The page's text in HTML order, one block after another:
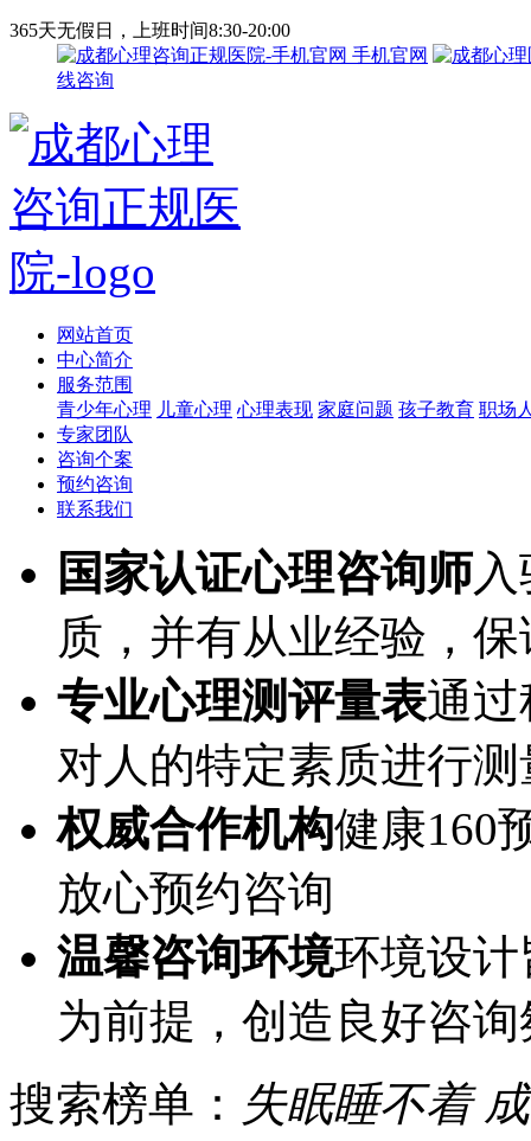
365天无假日，上班时间8:30-20:00
手机官网
线咨询
网站首页
中心简介
服务范围
青少年心理 儿童心理 心理表现 家庭问题 孩子教育 职场
专家团队
咨询个案
预约咨询
联系我们
国家认证心理咨询师
质，并有从业经验，
专业心理测评量表通
对人的特定素质进行
权威合作机构健康160
放心预约咨询
温馨咨询环境环境设
为前提，创造良好咨
搜索榜单： 失眠睡不着